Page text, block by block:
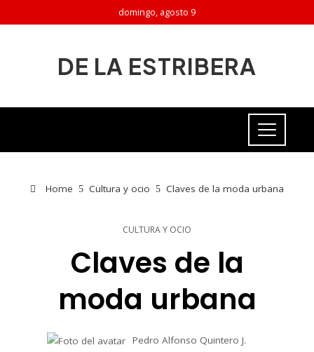
domingo, agosto 9
DE LA ESTRIBERA
Home Cultura y ocio Claves de la moda urbana
CULTURA Y OCIO
Claves de la
moda urbana
Pedro Alfonso Quintero J.